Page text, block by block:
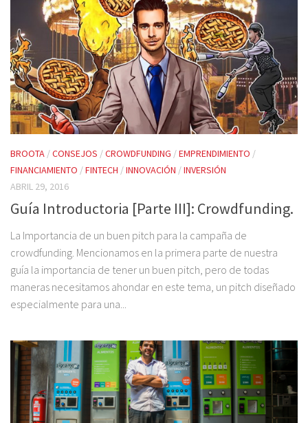
BROOTA /CONSEJOS /CROWDFUNDING /EMPRENDIMIENTO /
FINANCIAMIENTO /FINTECH /INNOVACIÓN /INVERSIÓN
ABRIL 29, 2016
Guía Introductoria [Parte III]: Crowdfunding.
La Importancia de un buen pitch para la campaña de
crowdfunding. Mencionamos en la primera parte de nuestra
guía la importancia de tener un buen pitch, pero de todas
maneras necesitamos ahondar en este tema, un pitch diseñado
especialmente para una...